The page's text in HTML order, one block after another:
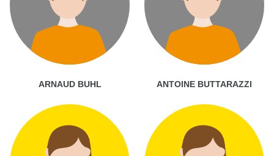
ARNAUD BUHL ANTOINE BUTTARAZZI